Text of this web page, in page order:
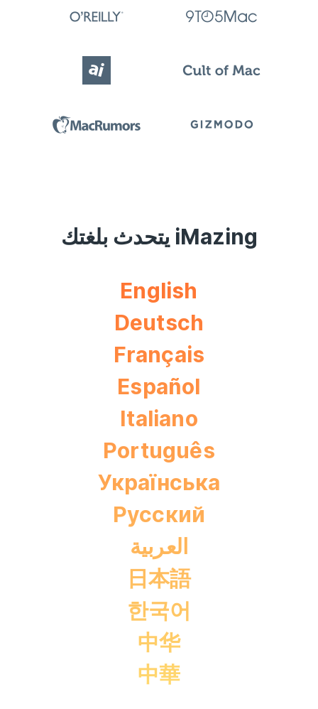
iMazing يتحدث بلغتك
English
Deutsch
Français
Español
Italiano
Português
Українська
Pусский
العربية
日本語
한국어
中华
中華